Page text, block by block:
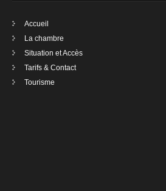
Accueil
La chambre
Situation et Accès
Tarifs & Contact
Tourisme